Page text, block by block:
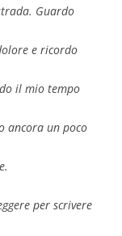
Guardo
e ricordo
il mio tempo
ancora un poco
per scrivere